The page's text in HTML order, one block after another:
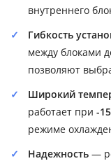
внутреннего
Гибкость
между блоками
позволяют
Широкий
работает при -
режиме
Надежность —